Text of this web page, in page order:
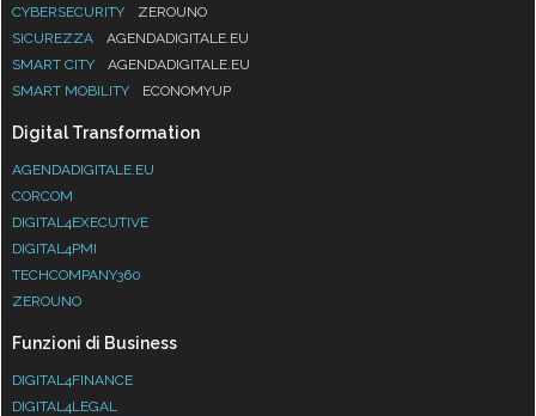
CYBERSECURITY
ZEROUNO
SICUREZZA
AGENDADIGITALE.EU
SMART CITY
AGENDADIGITALE.EU
SMART MOBILITY
ECONOMYUP
Digital Transformation
AGENDADIGITALE.EU
CORCOM
DIGITAL4EXECUTIVE
DIGITAL4PMI
TECHCOMPANY360
ZEROUNO
Funzioni di Business
DIGITAL4FINANCE
DIGITAL4LEGAL